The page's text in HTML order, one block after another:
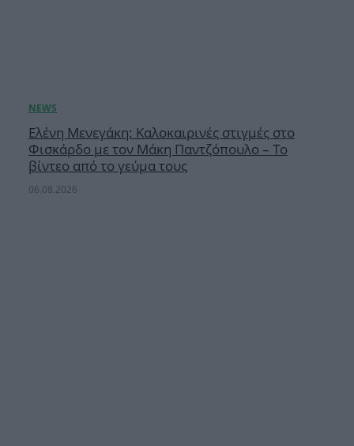
Ελένη Μενεγάκη: Καλοκαιρινές στιγμές στο
Φισκάρδο με τον Μάκη Παντζόπουλο – Το
βίντεο από το γεύμα τους
06.08.2026